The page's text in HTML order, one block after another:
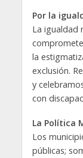
Por la
La igualdad
la
exclusión.
y
con
La Política
Los
públicas;